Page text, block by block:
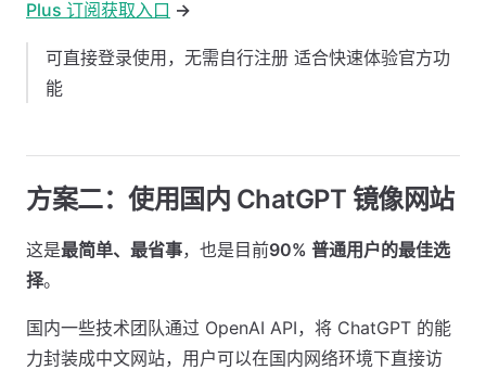
Plus 订阅获取入口 →
可直接登录使用，无需自行注册 适合快速体验官方功
能
方案二：使用国内 ChatGPT 镜像网站​
这是最简单、最省事，也是目前90% 普通用户的最佳选
择。
国内一些技术团队通过 OpenAI API，将 ChatGPT 的能
力封装成中文网站，用户可以在国内网络环境下直接访